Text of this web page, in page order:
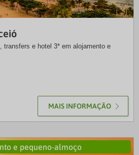
transfers e hotel 3* em alojamento e
MAIS INFORMAÇÃO
e pequeno-almoço